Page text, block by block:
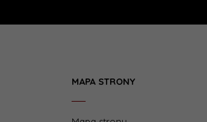
MAPA STRONY